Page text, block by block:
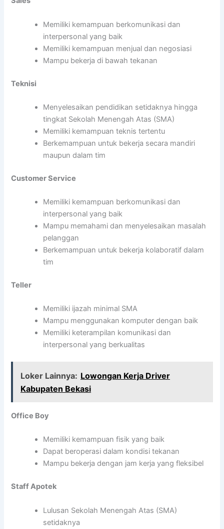
Memiliki kemampuan berkomunikasi dan
interpersonal yang baik
Memiliki kemampuan menjual dan negosiasi
Mampu bekerja di bawah tekanan
Teknisi
Menyelesaikan pendidikan setidaknya hingga
tingkat Sekolah Menengah Atas (SMA)
Memiliki kemampuan teknis tertentu
Berkemampuan untuk bekerja secara mandiri
maupun dalam tim
Customer Service
Memiliki kemampuan berkomunikasi dan
interpersonal yang baik
Mampu memahami dan menyelesaikan masalah
pelanggan
Berkemampuan untuk bekerja kolaboratif dalam
tim
Teller
Memiliki ijazah minimal SMA
Mampu menggunakan komputer dengan baik
Memiliki keterampilan komunikasi dan
interpersonal yang berkualitas
Loker Lainnya: Lowongan Kerja Driver
Kabupaten Bekasi
Office Boy
Memiliki kemampuan fisik yang baik
Dapat beroperasi dalam kondisi tekanan
Mampu bekerja dengan jam kerja yang fleksibel
Staff Apotek
Lulusan Sekolah Menengah Atas (SMA)
setidaknya